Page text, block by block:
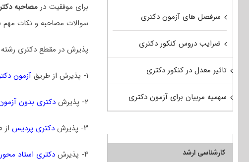
برای موفقیت در مصاحبه
سوالات مصاحبه و نکات
پذیرش در مقطع دکتری
۱- پذیرش از طریق آزمون
۲- پذیرش دکتری بدون
۳- پذیرش دکتری پردیساز
۴- پذیرش دکتری استاد محور
سرفصل های آزمون دکتری
ضرایب دروس کنکور دکتری
تاثیر معدل در کنکور دکتری
سهمیه مربیان برای آزمون دکتری
کارشناسی ارشد